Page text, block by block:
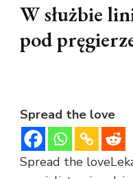
W służbie
pod
Spread the love
Spread the